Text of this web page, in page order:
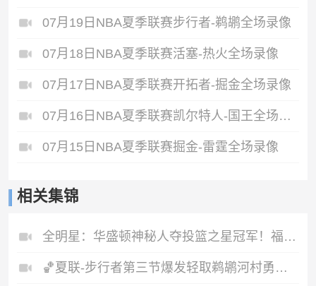
07月19日NBA夏季联赛步行者-鹈鹕全场录像
07月18日NBA夏季联赛活塞-热火全场录像
07月17日NBA夏季联赛开拓者-掘金全场录像
07月16日NBA夏季联赛凯尔特人-国王全场录像
07月15日NBA夏季联赛掘金-雷霆全场录像
相关集锦
全明星：华盛顿神秘人夺投篮之星冠军！福德夺得三分大赛冠军！
🏀夏联-步行者第三节爆发轻取鹈鹕河村勇辉5+5+12斯劳森22分